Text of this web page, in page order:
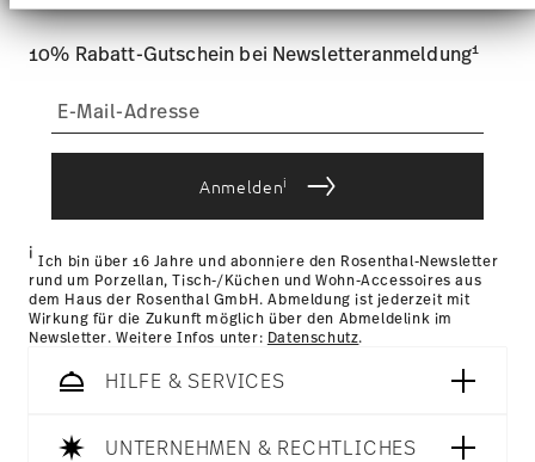
an unsere Partner für soziale Medien, Werbung und
Analysen weiter. Unsere Partner führen diese
Informationen möglicherweise mit weiteren Daten
die sie im Rahmen Ihrer Nutzung der Dienste
gesammelt haben.
weniger als 69,90 € beträgt, fallen Versandkosten an. Für
Deutschland betragen diese 4,90 €. Für alle anderen Länder
sobald Ihr Paket auf die Reise geht.
vorrätige Artikel. Sie können die Lieferzeiten in andere
hier einsehen.
Retouren:Für Retouren nutzen Sie bitte
10% Rabatt-Gutschein bei Newsletteranmeldung1
Anmeldeni
i Ich bin über 16 Jahre und abonniere den Rosenthal-Newsletter
rund um Porzellan, Tisch-/Küchen und Wohn-Accessoires aus
dem Haus der Rosenthal GmbH. Abmeldung ist jederzeit mit
Wirkung für die Zukunft möglich über den Abmeldelink im
Newsletter. Weitere Infos unter: Datenschutz.
HILFE & SERVICES
UNTERNEHMEN & RECHTLICHES